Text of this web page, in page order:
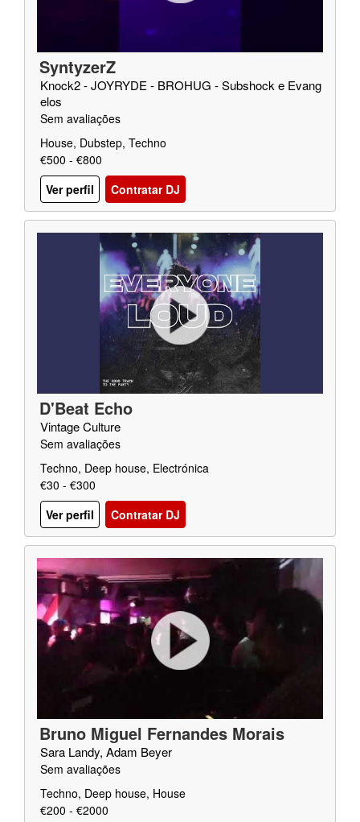
SyntyzerZ
Knock2 - JOYRYDE - BROHUG - Subshock e Evang
elos
Sem avaliações
House, Dubstep, Techno
€500 - €800
Ver perfil
Contratar DJ
D'Beat Echo
Vintage Culture
Sem avaliações
Techno, Deep house, Electrónica
€30 - €300
Ver perfil
Contratar DJ
Bruno Miguel Fernandes Morais
Sara Landy, Adam Beyer
Sem avaliações
Techno, Deep house, House
€200 - €2000